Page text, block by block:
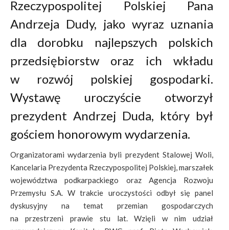
Rzeczypospolitej Polskiej Pana
Andrzeja Dudy, jako wyraz uznania
dla dorobku najlepszych polskich
przedsiębiorstw oraz ich wkładu
w rozwój polskiej gospodarki.
Wystawę uroczyście otworzył
prezydent Andrzej Duda, który był
gościem honorowym wydarzenia.
Organizatorami wydarzenia byli prezydent Stalowej Woli,
Kancelaria Prezydenta Rzeczypospolitej Polskiej, marszałek
województwa podkarpackiego oraz Agencja Rozwoju
Przemysłu S.A. W trakcie uroczystości odbył się panel
dyskusyjny na temat przemian gospodarczych
na przestrzeni prawie stu lat. Wzięli w nim udział